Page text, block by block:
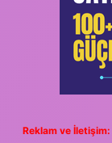
Reklam ve İletişim: